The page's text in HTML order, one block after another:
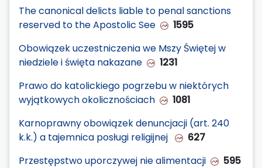
The canonical delicts liable to penal sanctions
reserved to the Apostolic See
1595
Obowiązek uczestniczenia we Mszy Świętej w
niedziele i święta nakazane
1231
Prawo do katolickiego pogrzebu w niektórych
wyjątkowych okolicznościach
1081
Karnoprawny obowiązek denuncjacji (art. 240
k.k.) a tajemnica posługi religijnej
627
Przestępstwo uporczywej nie alimentacji
595